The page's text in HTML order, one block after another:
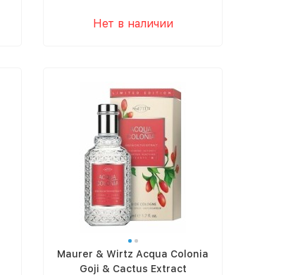
Нет в наличии
Maurer & Wirtz Acqua Colonia
Goji & Cactus Extract